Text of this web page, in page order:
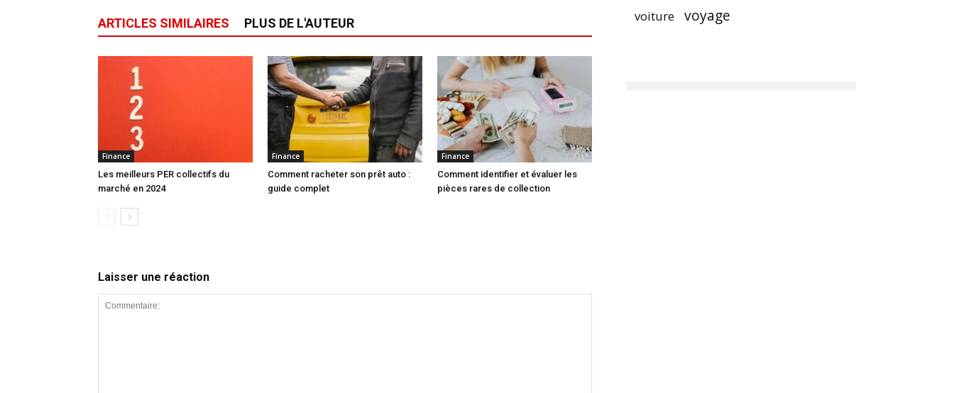
ARTICLES SIMILAIRES PLUS DE L'AUTEUR
Finance
Les meilleurs PER collectifs du
marché en 2024
Finance
Comment racheter son prêt auto :
guide complet
Finance
Comment identifier et évaluer les
pièces rares de collection
Laisser une réaction
voiture voyage